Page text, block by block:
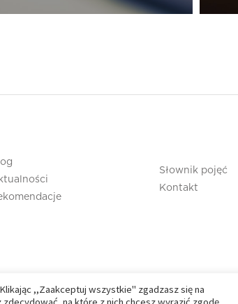
Słownik pojęć
Kontakt
,,Zaakceptuj wszystkie" zgadzasz się na